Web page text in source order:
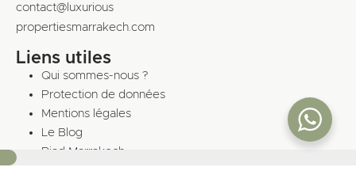
8%
contact@luxurious
propertiesmarrakech.com
Liens utiles
Qui sommes-nous ?
Protection de données
Mentions légales
Le Blog
Riad Marrakech